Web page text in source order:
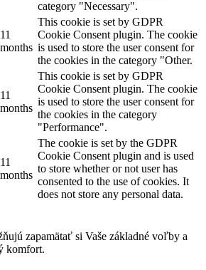
category "Necessary".
11
months
This cookie is set by GDPR
Cookie Consent plugin. The cookie
is used to store the user consent for
the cookies in the category "Other.
11
months
This cookie is set by GDPR
Cookie Consent plugin. The cookie
is used to store the user consent for
the cookies in the category
"Performance".
11
months
The cookie is set by the GDPR
Cookie Consent plugin and is used
to store whether or not user has
consented to the use of cookies. It
does not store any personal data.
zapamätať si Vaše základné voľby a
komfort.